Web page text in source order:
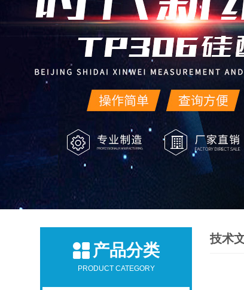
产品分类
PRODUCT CATEGORY
技术